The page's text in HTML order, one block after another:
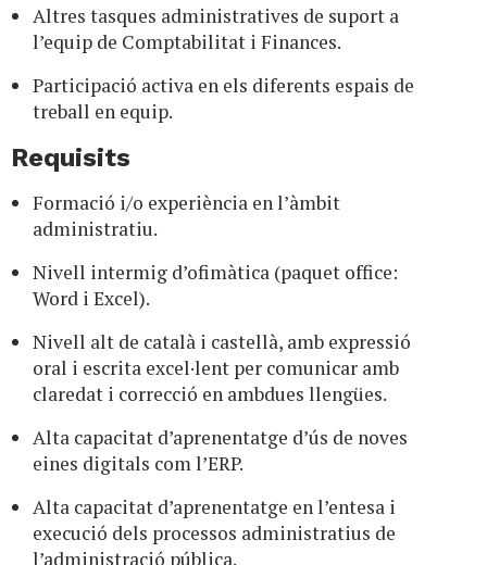
Altres tasques administratives de suport a
l’equip de Comptabilitat i Finances.
Participació activa en els diferents espais de
treball en equip.
Requisits
Formació i/o experiència en l’àmbit
administratiu.
Nivell intermig d’ofimàtica (paquet office:
Word i Excel).
Nivell alt de català i castellà, amb expressió
oral i escrita excel·lent per comunicar amb
claredat i correcció en ambdues llengües.
Alta capacitat d’aprenentatge d’ús de noves
eines digitals com l’ERP.
Alta capacitat d’aprenentatge en l’entesa i
execució dels processos administratius de
l’administració pública.